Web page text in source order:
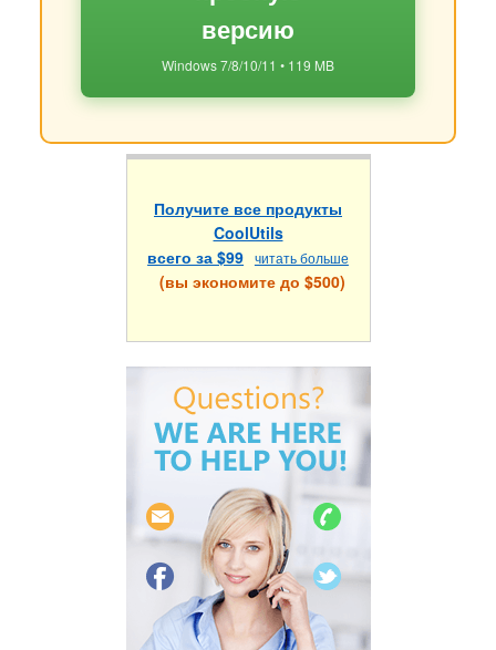
версию
Windows 7/8/10/11 • 119 MB
Получите все продукты
CoolUtils
всего за $99 читать больше
(вы экономите до $500)